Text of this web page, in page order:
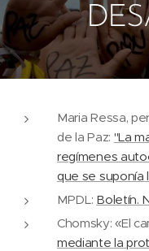
Maria Ressa,
de la Paz: "La
regímenes
que se suponía
MPDL: Boletín.
Chomsky: «El
mediante la